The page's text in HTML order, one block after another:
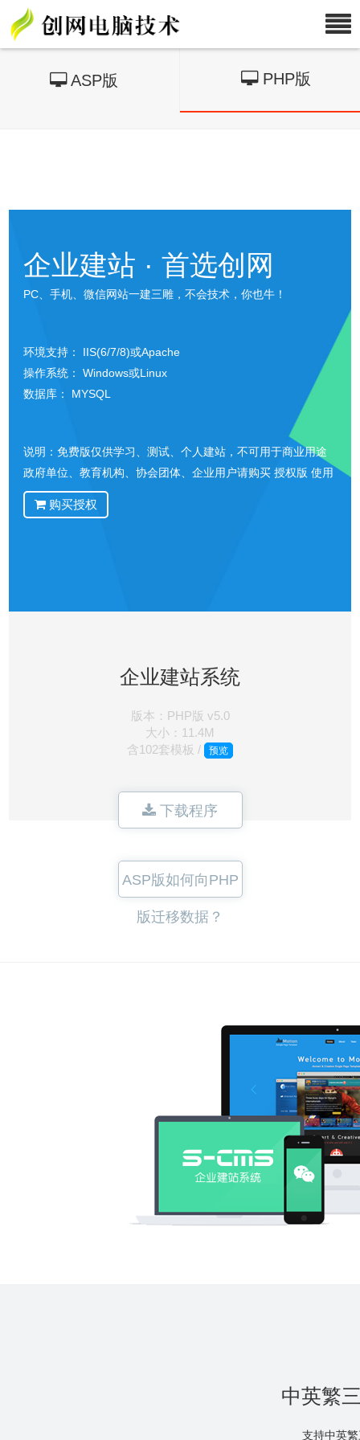
ASP版 PHP版
企业建站 · 首选创网
PC、手机、微信网站一建三雕，不会技术，你也牛！
环境支持： IIS(6/7/8)或Apache
操作系统： Windows或Linux
数据库： MYSQL
说明：免费版仅供学习、测试、个人建站，不可用于商业用途
政府单位、教育机构、协会团体、企业用户请购买 授权版 使用
购买授权
企业建站系统
版本：PHP版 v5.0
大小：11.4M
含102套模板 /
预览
下载程序
ASP版如何向PHP
版迁移数据？
中英繁
支持中英